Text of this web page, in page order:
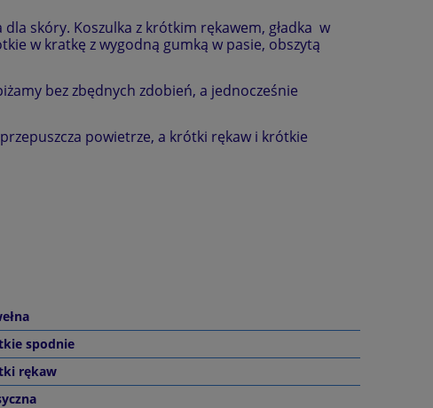
skóry. Koszulka z krótkim rękawem, gładka w
w kratkę z wygodną gumką w pasie, obszytą
bez zbędnych zdobień, a jednocześnie
powietrze, a krótki rękaw i krótkie
spodnie
rękaw